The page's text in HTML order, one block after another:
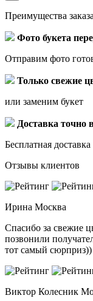
Преимущества
Фото букета
Отправим фото
Только свежие
или заменим букет
Доставка точно
Бесплатная
Отзывы клиентов
Ирина Москва
Спасибо за свежие
позвонили
тот самый сюрприз))
Виктор Колесник